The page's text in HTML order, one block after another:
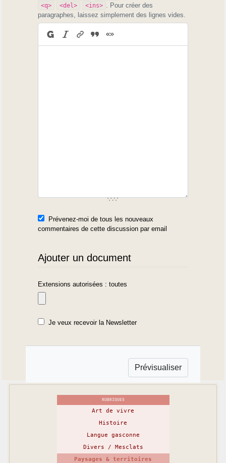
<q> <del> <ins>
. Pour créer des
paragraphes, laissez simplement des lignes vides.
Prévenez-moi de tous les nouveaux
commentaires de cette discussion par email
Ajouter un document
Extensions autorisées : toutes
Je veux recevoir la Newsletter
RUBRIQUES
Art de vivre
Histoire
Langue gasconne
Divers / Mesclats
Paysages & territoires